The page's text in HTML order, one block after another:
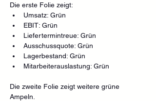
Die erste Folie zeigt:
Umsatz: Grün
EBIT: Grün
Liefertermintreue: Grün
Ausschussquote: Grün
Lagerbestand: Grün
Mitarbeiterauslastung: Grün
Die zweite Folie zeigt weitere grüne
Ampeln.